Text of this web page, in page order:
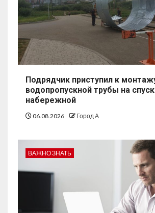
Подрядчик приступил к
водопропускной трубы на
набережной
06.08.2026 Город А
ВАЖНО ЗНАТЬ